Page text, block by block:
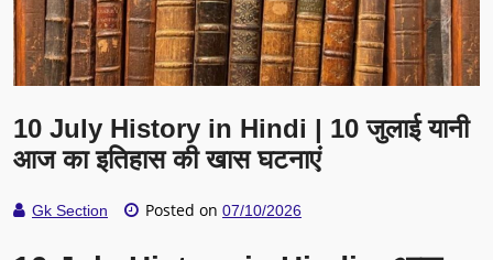
10 July History in Hindi | 10 जुलाई यानी
आज का इतिहास की खास घटनाएं
Gk Section Posted on 07/10/2026